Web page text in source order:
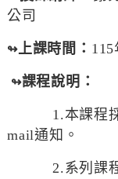
公司
↬上課時間： 115
↬課程說明：
1.本課程
mail通知。
2.系列課程